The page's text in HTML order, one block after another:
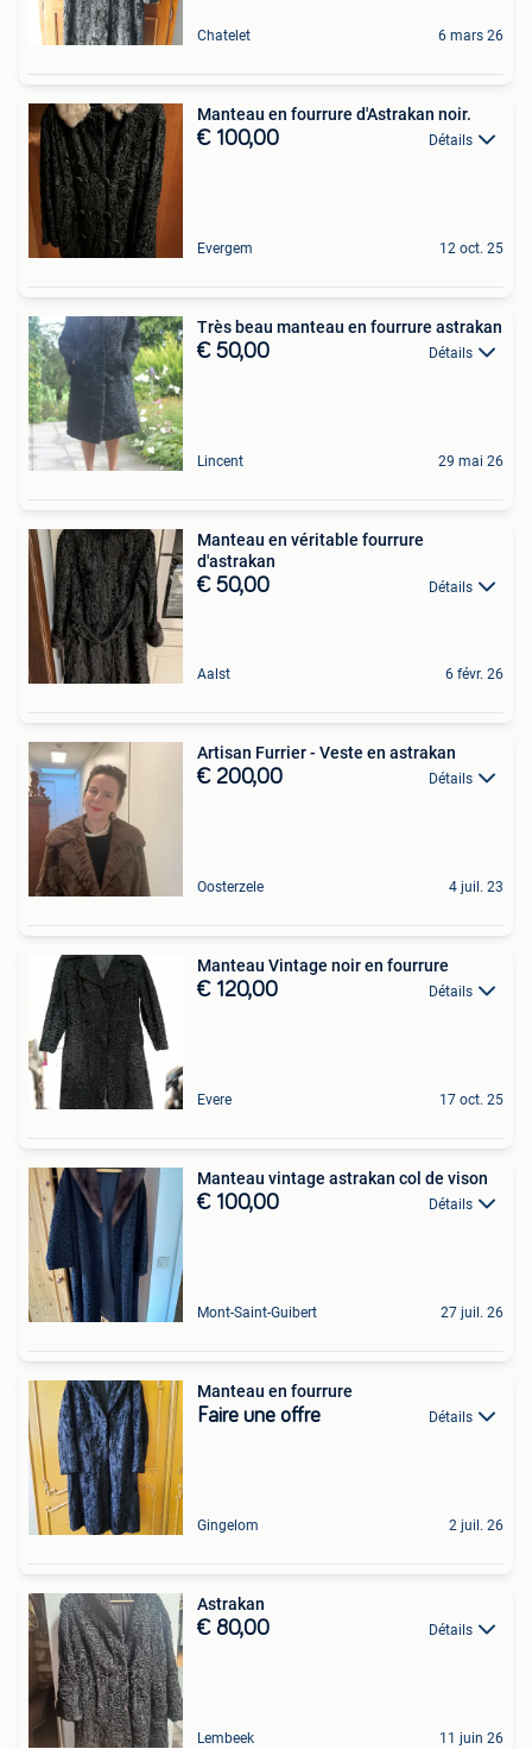
Chatelet 6 mars 26
Manteau en fourrure d'Astrakan noir.
€ 100,00 Détails
Evergem 12 oct. 25
Très beau manteau en fourrure astrakan
€ 50,00 Détails
Lincent 29 mai 26
Manteau en véritable fourrure
d'astrakan
€ 50,00 Détails
Aalst 6 févr. 26
Artisan Furrier - Veste en astrakan
€ 200,00 Détails
Oosterzele 4 juil. 23
Manteau Vintage noir en fourrure
€ 120,00 Détails
Evere 17 oct. 25
Manteau vintage astrakan col de vison
€ 100,00 Détails
Mont-Saint-Guibert 27 juil. 26
Manteau en fourrure
Faire une offre Détails
Gingelom 2 juil. 26
Astrakan
€ 80,00 Détails
Lembeek 11 juin 26